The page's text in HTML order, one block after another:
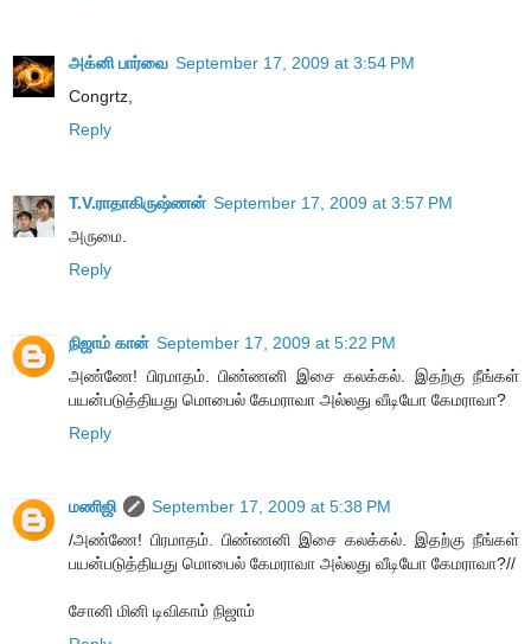
அக்னி பார்வை September 17, 2009 at 3:54 PM
Congrtz,
Reply
T.V.ராதாகிருஷ்ணன் September 17, 2009 at 3:57 PM
அருமை.
Reply
நிஜாம் கான் September 17, 2009 at 5:22 PM
அண்ணே! பிரமாதம். பிண்ணனி இசை கலக்கல். இதற்கு நீங்கள்
பயன்படுத்தியது மொபைல் கேமராவா அல்லது வீடியோ கேமராவா?
Reply
மணிஜி
September 17, 2009 at 5:38 PM
/அண்ணே! பிரமாதம். பிண்ணனி இசை கலக்கல். இதற்கு நீங்கள்
பயன்படுத்தியது மொபைல் கேமராவா அல்லது வீடியோ கேமராவா?//
சோனி மினி டிவிகாம் நிஜாம்